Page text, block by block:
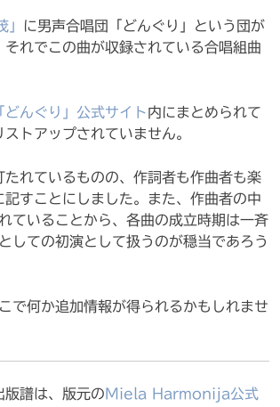
に男声合唱団「どんぐり」という団が
れでこの曲が収録されている合唱組曲
どんぐり」公式サイト内にまとめられて
トアップされていません。
れているものの、作詞者も作曲者も楽
すことにしました。また、作曲者の中
いることから、各曲の成立時期は一斉
しての初演として扱うのが穏当であろう
で何か追加情報が得られるかもしれませ
版譜は、版元の Miela Harmonija公式